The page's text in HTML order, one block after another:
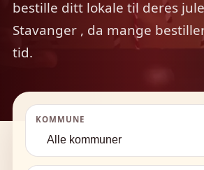
bestille ditt lokale til deres
Stavanger , da mange
tid.
KOMMUNE